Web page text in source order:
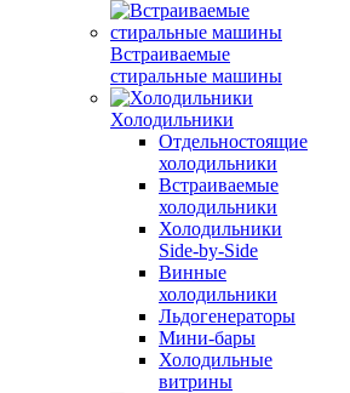
Встраиваемые
стиральные машины
Холодильники
Отдельностоящие
холодильники
Встраиваемые
холодильники
Холодильники
Side-by-Side
Винные
холодильники
Льдогенераторы
Мини-бары
Холодильные
витрины